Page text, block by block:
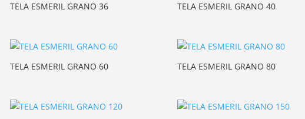
TELA ESMERIL GRANO 36 TELA ESMERIL GRANO 40
TELA ESMERIL GRANO 60 TELA ESMERIL GRANO 80